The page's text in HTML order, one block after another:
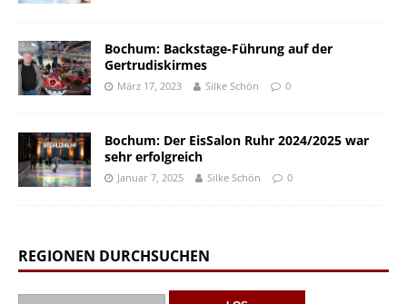
Bochum: Backstage-Führung auf der
Gertrudiskirmes
März 17, 2023 Silke Schön 0
Bochum: Der EisSalon Ruhr 2024/2025 war
sehr erfolgreich
Januar 7, 2025 Silke Schön 0
REGIONEN DURCHSUCHEN